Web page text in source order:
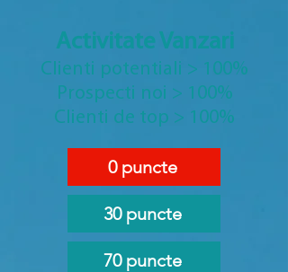
Activitate Vanzari
Clienti potentiali > 100%
Prospecti noi > 100%
Clienti de top > 100%
0 puncte
30 puncte
70 puncte